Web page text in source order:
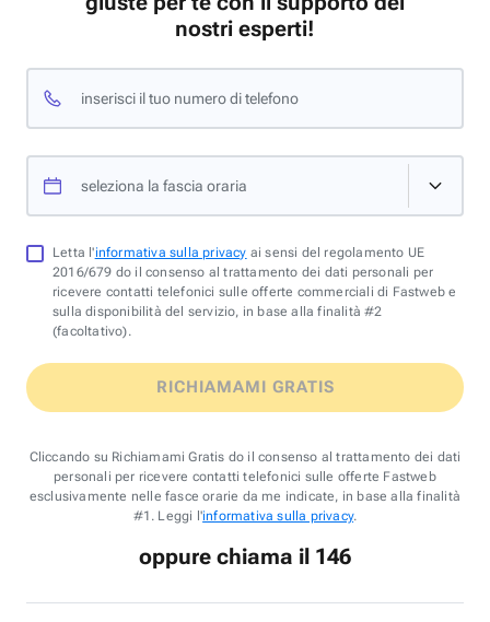
nostri esperti!
inserisci il tuo numero di telefono
seleziona la fascia oraria
Letta l'informativa sulla privacy ai sensi del regolamento UE
2016/679 do il consenso al trattamento dei dati personali per
ricevere contatti telefonici sulle offerte commerciali di Fastweb e
sulla disponibilità del servizio, in base alla finalità #2
(facoltativo).
RICHIAMAMI GRATIS
Cliccando su Richiamami Gratis do il consenso al trattamento dei dati
personali per ricevere contatti telefonici sulle offerte Fastweb
esclusivamente nelle fasce orarie da me indicate, in base alla finalità
#1. Leggi l'informativa sulla privacy.
oppure chiama il 146